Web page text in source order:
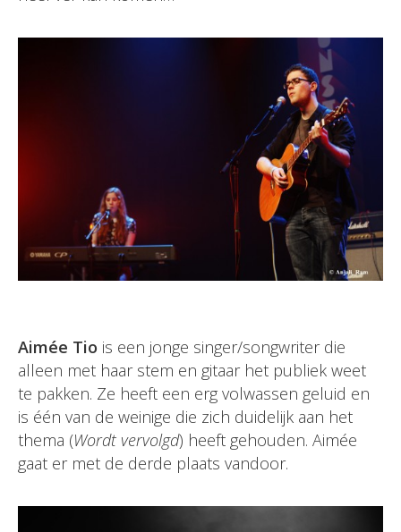
Aimée Tio is een jonge singer/songwriter die
alleen met haar stem en gitaar het publiek weet
te pakken. Ze heeft een erg volwassen geluid en
is één van de weinige die zich duidelijk aan het
thema (Wordt vervolgd) heeft gehouden. Aimée
gaat er met de derde plaats vandoor.